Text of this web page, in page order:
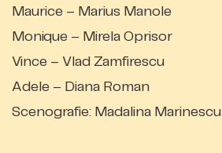
Maurice – Marius Manole
Monique – Mirela Oprisor
Vince – Vlad Zamfirescu
Adele – Diana Roman
Scenografie: Madalina Marinescu